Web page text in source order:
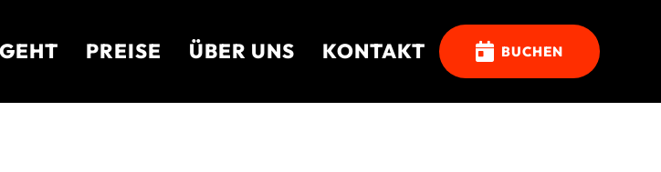
PREISE ÜBER UNS KONTAKT  BUCHEN